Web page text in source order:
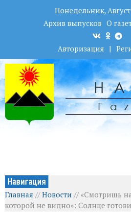
Понедельник, Август
Архив выпусков О
Авторизация |
Навигация
Главная //Новости //«Смотришь
которой не видно»: Солнце